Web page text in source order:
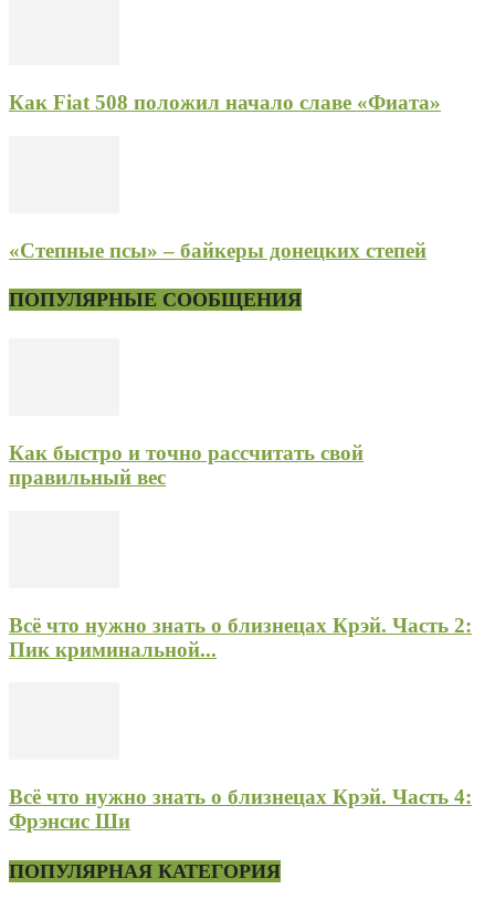
Как Fiat 508 положил начало славе «Фиата»
«Степные псы» – байкеры донецких степей
ПОПУЛЯРНЫЕ СООБЩЕНИЯ
Как быстро и точно рассчитать свой
правильный вес
Всё что нужно знать о близнецах Крэй. Часть 2:
Пик криминальной...
Всё что нужно знать о близнецах Крэй. Часть 4:
Фрэнсис Ши
ПОПУЛЯРНАЯ КАТЕГОРИЯ